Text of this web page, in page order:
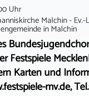
Uhr
Malchin - Ev.-
inMalchin
Festspiele
Karten und
mv.de,